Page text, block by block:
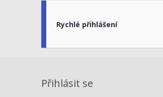
Rychlé přihlášení
Přihlásit se